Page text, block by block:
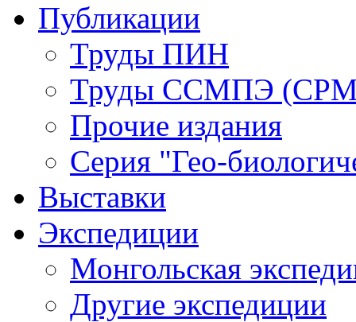
Публикации
Труды ПИН
Труды ССМПЭ
Прочие издания
Серия "Гео-
Выставки
Экспедиции
Монгольская
Другие экспедиции